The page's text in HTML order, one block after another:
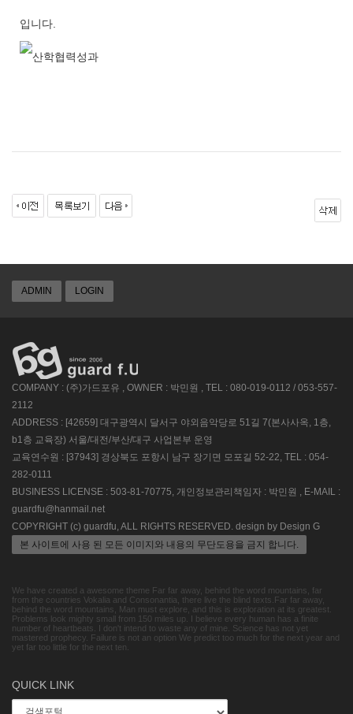
입니다.
ADMIN LOGIN
COMPANY : (주)가드포유 , OWNER : 박민원 , TEL : 080-019-0112 / 053-557-
2112
ADDRESS : [42659] 대구광역시 달서구 야외음악당로 51길 7(본사사옥, 1층,
b1층 교육장) 서울/대전/부산/대구 사업본부 운영
교육연수원 : [37943] 경상북도 포항시 남구 장기면 모포길 52-22, TEL : 054-
282-0111
BUSINESS LICENSE : 503-81-70775, 개인정보관리책임자 : 박민원 , E-MAIL :
guardfu@hanmail.net
COPYRIGHT (c) guardfu, ALL RIGHTS RESERVED. design by Design G
본 사이트에 사용 된 모든 이미지와 내용의 무단도용을 금지 합니다.
We have created a awesome theme Far far away, behind the word mountains, far
from the countries Vokalia and Consonantia, there live the blind texts.Far far away,
behind the word mountains, Man must explore, and this is exploration at its greatest.
Problems look mighty small from 150 miles up. I believe every human has a finite
number of heartbeats. I don't intend to waste any of mine. Science has not yet
mastered prophecy. Failure is not an option We predict too much for the next year and
yet far too little for the next ten.
QUICK LINK